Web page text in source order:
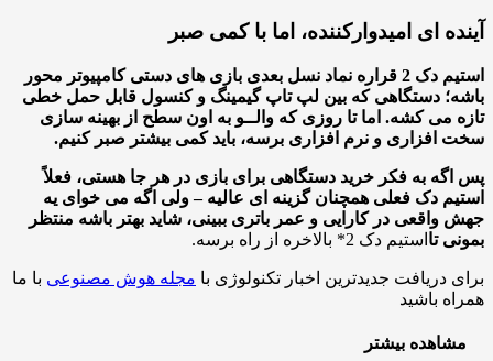
ای امیدوارکننده، اما با کمی صبر
استیم دک 2 قراره نماد نسل بعدی بازی های دستی کامپیوتر محور
دستگاهی که بین لپ تاپ گیمینگ و کنسول قابل حمل خطی
می کشه. اما تا روزی که والــو به اون سطح از بهینه سازی
افزاری و نرم افزاری برسه، باید کمی بیشتر صبر کنیم.
به فکر خرید دستگاهی برای بازی در هر جا هستی، فعلاً
دک فعلی همچنان گزینه ای عالیه – ولی اگه می خوای یه
واقعی در کارایی و عمر باتری ببینی، شاید بهتر باشه منتظر
تااستیم دک 2* بالاخره از راه برسه.
دریافت جدیدترین اخبار تکنولوژی با مجله هوش مصنوعیبا ما
باشید
بیشتر